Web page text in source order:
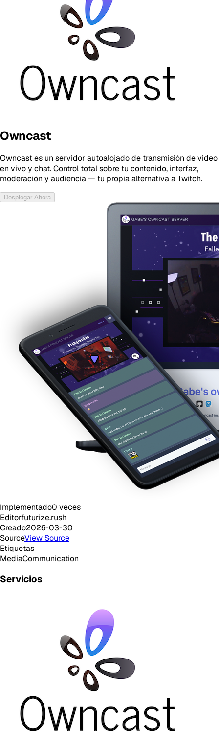
Owncast
Owncast es un servidor autoalojado de transmisión de video
en vivo y chat. Control total sobre tu contenido, interfaz,
moderación y audiencia — tu propia alternativa a Twitch.
Desplegar Ahora
Implementado0 veces
Editorfuturize.rush
Creado2026-03-30
SourceView Source
Etiquetas
MediaCommunication
Servicios